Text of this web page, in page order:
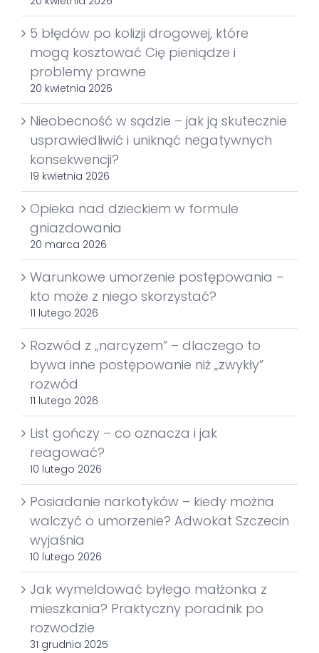
5 błędów po kolizji drogowej, które
mogą kosztować Cię pieniądze i
problemy prawne
20 kwietnia 2026
Nieobecność w sądzie – jak ją skutecznie
usprawiedliwić i uniknąć negatywnych
konsekwencji?
19 kwietnia 2026
Opieka nad dzieckiem w formule
gniazdowania
20 marca 2026
Warunkowe umorzenie postępowania –
kto może z niego skorzystać?
11 lutego 2026
Rozwód z „narcyzem” – dlaczego to
bywa inne postępowanie niż „zwykły”
rozwód
11 lutego 2026
List gończy – co oznacza i jak
reagować?
10 lutego 2026
Posiadanie narkotyków – kiedy można
walczyć o umorzenie? Adwokat Szczecin
wyjaśnia
10 lutego 2026
Jak wymeldować byłego małżonka z
mieszkania? Praktyczny poradnik po
rozwodzie
31 grudnia 2025